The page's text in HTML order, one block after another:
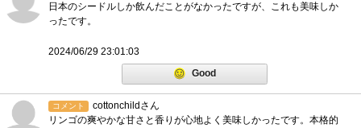
日本のシードルしか飲んだことがなかったですが、これも美味しか
ったです。
2024/06/29 23:01:03
Good
コメント
cottonchildさん
リンゴの爽やかな甘さと香りが心地よく美味しかったです。本格的